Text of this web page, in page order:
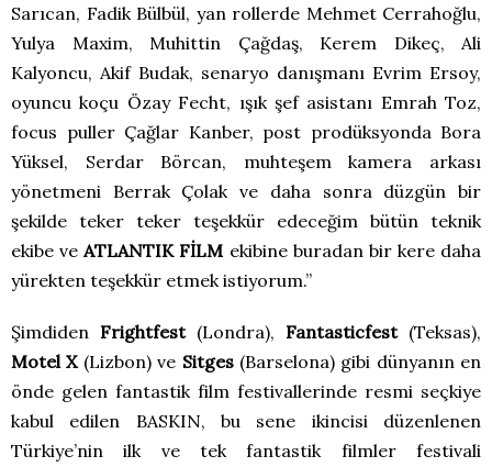
Sarıcan, Fadik Bülbül, yan rollerde Mehmet Cerrahoğlu,
Yulya Maxim, Muhittin Çağdaş, Kerem Dikeç, Ali
Kalyoncu, Akif Budak, senaryo danışmanı Evrim Ersoy,
oyuncu koçu Özay Fecht, ışık şef asistanı Emrah Toz,
focus puller Çağlar Kanber, post prodüksyonda Bora
Yüksel, Serdar Börcan, muhteşem kamera arkası
yönetmeni Berrak Çolak ve daha sonra düzgün bir
şekilde teker teker teşekkür edeceğim bütün teknik
ekibe veATLANTIK FİLM ekibine buradan bir kere daha
yürekten teşekkür etmek istiyorum.”
Şimdiden Frightfest(Londra), Fantasticfest(Teksas),
Motel X(Lizbon) ve Sitges(Barselona) gibi dünyanın en
önde gelen fantastik film festivallerinde resmi seçkiye
kabul edilen BASKIN, bu sene ikincisi düzenlenen
Türkiye’nin ilk ve tek fantastik filmler festivali